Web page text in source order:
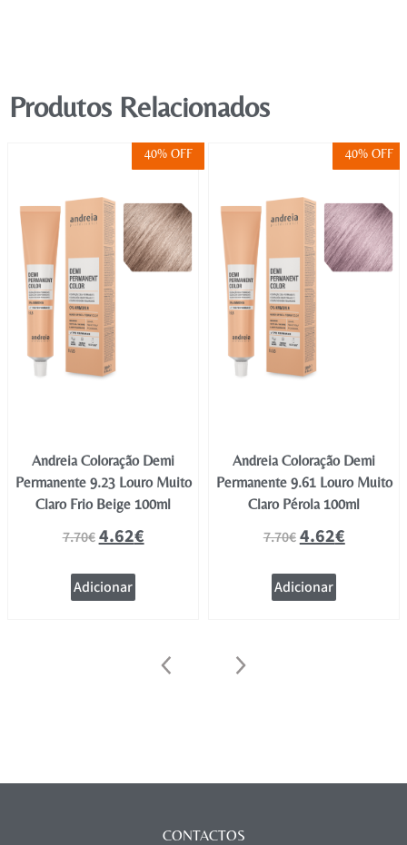
Produtos Relacionados
40% OFF
Andreia Coloração Demi
Permanente 9.23 Louro Muito
Claro Frio Beige 100ml
7.70€4.62€
Adicionar
40% OFF
Andreia Coloração Demi
Permanente 9.61 Louro Muito
Claro Pérola 100ml
7.70€4.62€
Adicionar
CONTACTOS